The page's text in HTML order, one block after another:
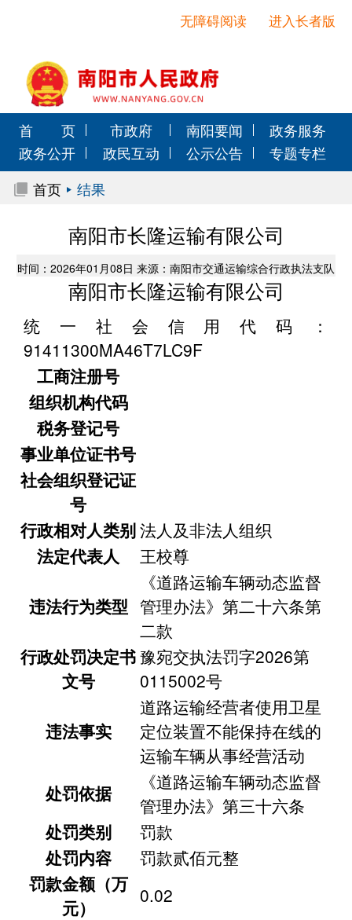
进入长者版
无障碍阅读
首 页 市政府 南阳要闻
政务服务
政务公开
政民互动 公示公告
专题专栏
首页
结果
南阳市长隆运输有限公司
时间：2026年01月08日 来源：南阳市交通运输综合行政执法支队
南阳市长隆运输有限公司
统一社会信用代码：
91411300MA46T7LC9F
工商注册号
组织机构代码
税务登记号
事业单位证书号
社会组织登记证
号
行政相对人类别法人及非法人组织
法定代表人
王校尊
违法行为类型
《道路运输车辆动态监督
管理办法》第二十六条第
二款
行政处罚决定书
文号
豫宛交执法罚字2026第
0115002号
违法事实
道路运输经营者使用卫星
定位装置不能保持在线的
运输车辆从事经营活动
处罚依据
《道路运输车辆动态监督
管理办法》第三十六条
处罚类别
罚款
处罚内容
罚款贰佰元整
罚款金额（万
元）
0.02